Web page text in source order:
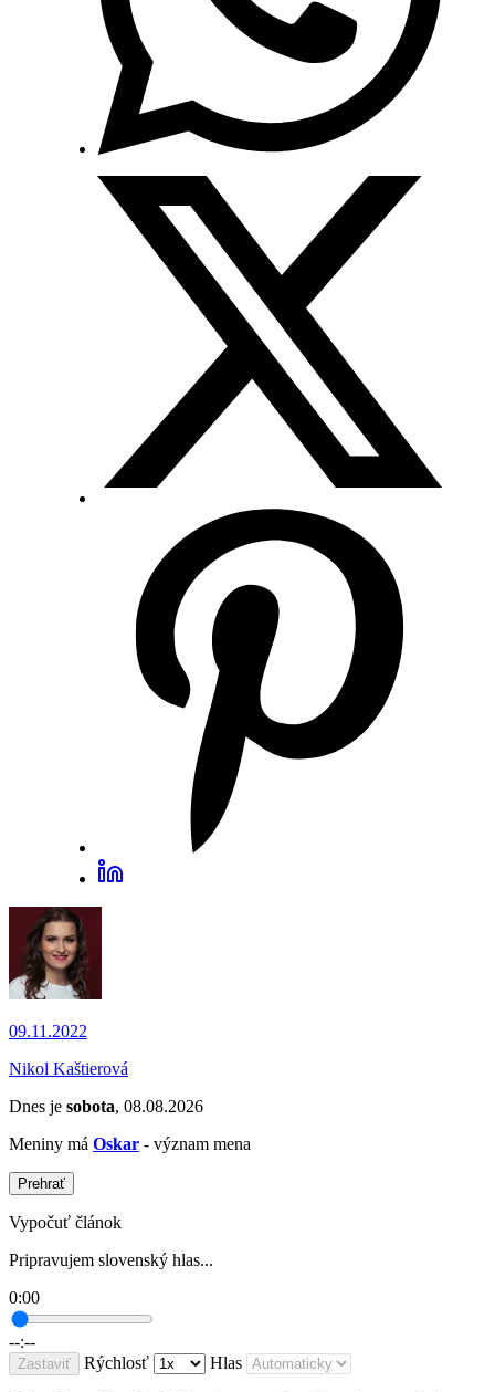
09.11.2022
Nikol Kaštierová
Dnes je sobota, 08.08.2026
Meniny má Oskar - význam mena
Prehrať
Vypočuť článok
Pripravujem slovenský hlas...
0:00
--:--
Zastaviť Rýchlosť Hlas